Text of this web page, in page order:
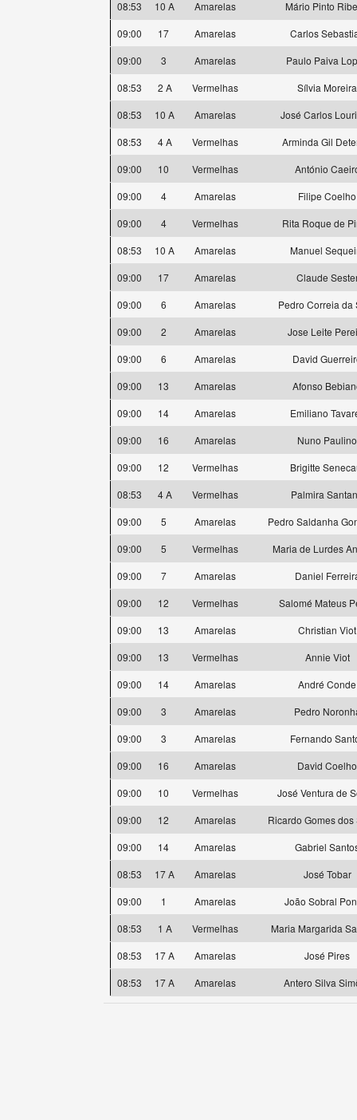
08:53
10 A Amarelas
Mário Pinto
09:00
17 Amarelas
Carlos
09:00
3 Amarelas
Paulo Paiva
08:53
2 A Vermelhas
Sílvia Moreira
08:53
10 A Amarelas
José Carlos
08:53
4 A Vermelhas
Arminda Gil
09:00
10 Vermelhas
António
09:00
4 Amarelas
Filipe Coelho
09:00
4 Vermelhas
Rita Roque de
08:53
10 A Amarelas
Manuel
09:00
17 Amarelas
Claude
09:00
6 Amarelas
Pedro Correia da
09:00
2 Amarelas
Jose Leite
09:00
6 Amarelas
David
09:00
13 Amarelas
Afonso
09:00
14 Amarelas
Emiliano
09:00
16 Amarelas
Nuno Paulino
09:00
12 Vermelhas
Brigitte
08:53
4 A Vermelhas
Palmira
09:00
5 Amarelas
Pedro Saldanha
09:00
5 Vermelhas
Maria de Lurdes
09:00
7 Amarelas
Daniel
09:00
12 Vermelhas
Salomé Mateus
09:00
13 Amarelas
Christian Viot
09:00
13 Vermelhas
Annie Viot
09:00
14 Amarelas
André Conde
09:00
3 Amarelas
Pedro
09:00
3 Amarelas
Fernando
09:00
16 Amarelas
David Coelho
09:00
10 Vermelhas
José Ventura de
09:00
12 Amarelas
Ricardo Gomes dos
09:00
14 Amarelas
Gabriel
08:53
17 A Amarelas
José Tobar
09:00
1 Amarelas
João Sobral
08:53
1 A Vermelhas
Maria Margarida
08:53
17 A Amarelas
José Pires
08:53
17 A Amarelas Antero Silva